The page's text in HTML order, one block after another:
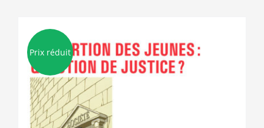
Prix réduit